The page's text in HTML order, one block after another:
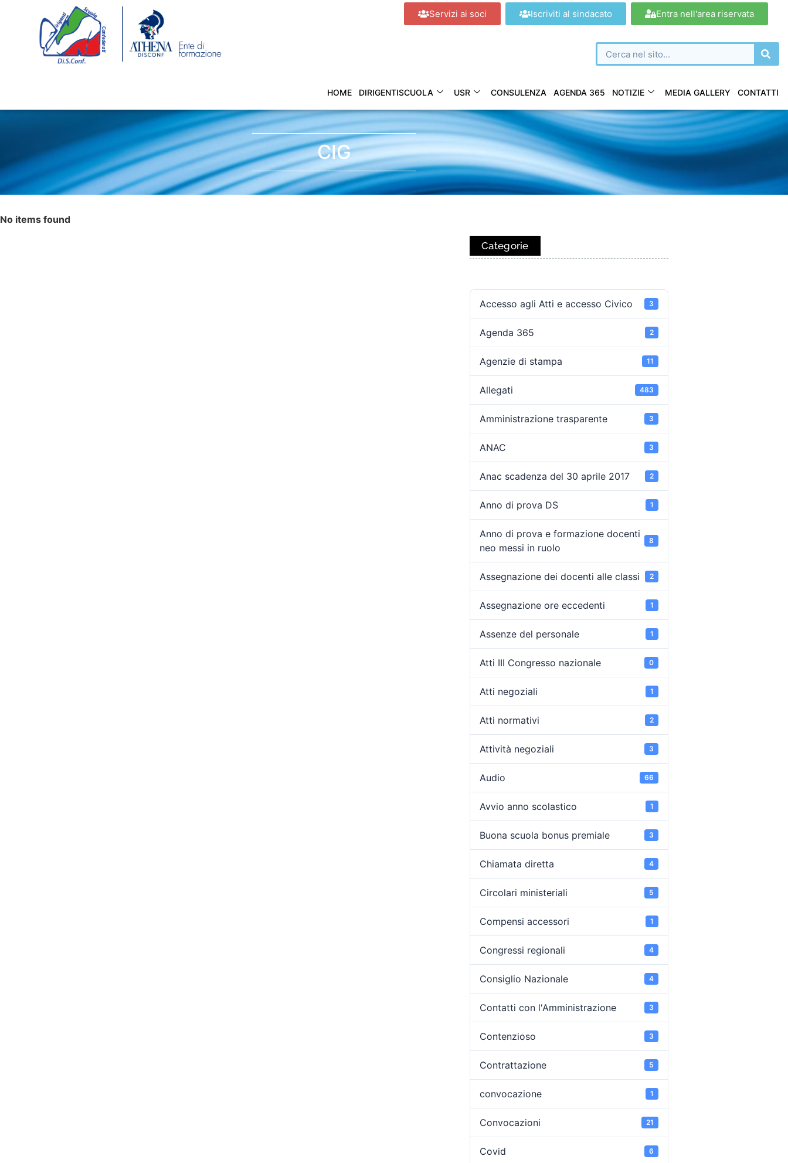
Servizi ai soci Iscriviti al sindacato Entra nell'area riservata
HOME DIRIGENTISCUOLA USR CONSULENZA AGENDA 365 NOTIZIE MEDIA GALLERY CONTATTI
CIG
No items found
Categorie
Accesso agli Atti e accesso Civico 3
Agenda 365 2
Agenzie di stampa 11
Allegati 483
Amministrazione trasparente 3
ANAC 3
Anac scadenza del 30 aprile 2017 2
Anno di prova DS 1
Anno di prova e formazione docenti
neo messi in ruolo
8
Assegnazione dei docenti alle classi 2
Assegnazione ore eccedenti 1
Assenze del personale 1
Atti III Congresso nazionale 0
Atti negoziali 1
Atti normativi 2
Attività negoziali 3
Audio 66
Avvio anno scolastico 1
Buona scuola bonus premiale 3
Chiamata diretta 4
Circolari ministeriali 5
Compensi accessori 1
Congressi regionali 4
Consiglio Nazionale 4
Contatti con l'Amministrazione 3
Contenzioso 3
Contrattazione 5
convocazione 1
Convocazioni 21
Covid 6